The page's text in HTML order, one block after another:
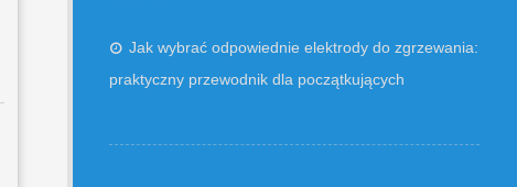
Jak wybrać odpowiednie elektrody do zgrzewania:
praktyczny przewodnik dla początkujących